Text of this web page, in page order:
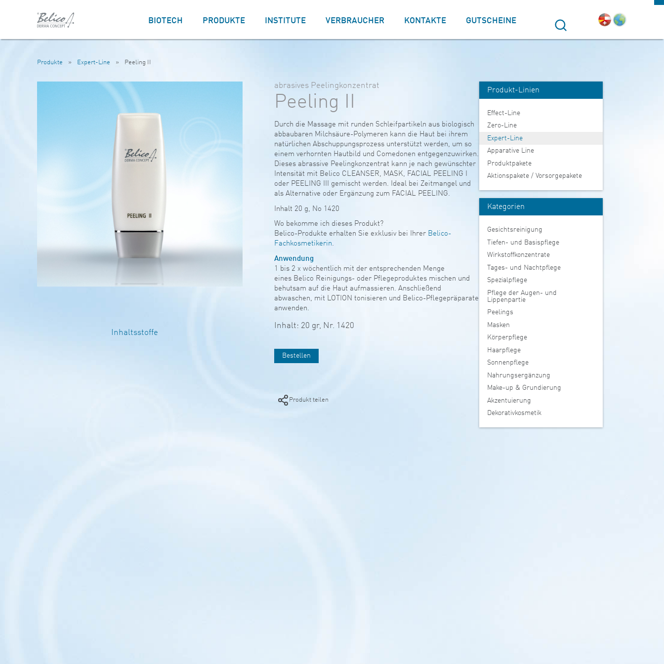
BIOTECH PRODUKTE INSTITUTE VERBRAUCHER KONTAKTE
GUTSCHEINE
Suche
Produkte » Expert-Line » Peeling II
abrasives Peelingkonzentrat
Peeling II
Durch die Massage mit runden Schleifpartikeln aus biologisch
abbaubaren Milchsäure-Polymeren kann die Haut bei ihrem
natürlichen Abschuppungsprozess unterstützt werden, um so
einem verhornten Hautbild und Comedonen entgegenzuwirken.
Dieses abrassive Peelingkonzentrat kann je nach gewünschter
Intensität mit Belico CLEANSER, MASK, FACIAL PEELING I
oder PEELING III gemischt werden. Ideal bei Zeitmangel und
als Alternative oder Ergänzung zum FACIAL PEELING.
Inhalt 20 g, No 1420
Wo bekomme ich dieses Produkt?
Belico-Produkte erhalten Sie exklusiv bei Ihrer Belico-
Fachkosmetikerin.
Anwendung
1 bis 2 x wöchentlich mit der entsprechenden Menge
eines Belico Reinigungs- oder Pflegeproduktes mischen und
behutsam auf die Haut aufmassieren. Anschließend
abwaschen, mit LOTION tonisieren und Belico-Pflegepräparate
anwenden.
Inhalt: 20 gr, Nr. 1420
Bestellen
Produkt teilen
Inhaltsstoffe
Produkt-Linien
Effect-Line
Zero-Line
Expert-Line
Apparative Line
Produktpakete
Aktionspakete / Vorsorgepakete
Kategorien
Gesichtsreinigung
Tiefen- und Basispflege
Wirkstoffkonzentrate
Tages- und Nachtpflege
Spezialpflege
Pflege der Augen- und
Lippenpartie
Peelings
Masken
Körperpflege
Haarpflege
Sonnenpflege
Nahrungsergänzung
Make-up & Grundierung
Akzentuierung
Dekorativkosmetik